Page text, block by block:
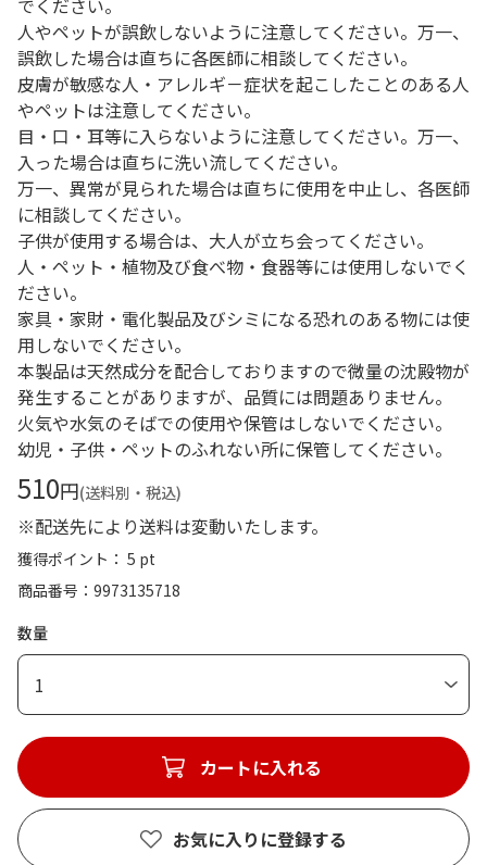
でください。
人やペットが誤飲しないように注意してください。万一、
誤飲した場合は直ちに各医師に相談してください。
皮膚が敏感な人・アレルギ－症状を起こしたことのある人
やペットは注意してください。
目・口・耳等に入らないように注意してください。万一、
入った場合は直ちに洗い流してください。
万一、異常が見られた場合は直ちに使用を中止し、各医師
に相談してください。
子供が使用する場合は、大人が立ち会ってください。
人・ペット・植物及び食べ物・食器等には使用しないでく
ださい。
家具・家財・電化製品及びシミになる恐れのある物には使
用しないでください。
本製品は天然成分を配合しておりますので微量の沈殿物が
発生することがありますが、品質には問題ありません。
火気や水気のそばでの使用や保管はしないでください。
幼児・子供・ペットのふれない所に保管してください。
510円(送料別・税込)
※配送先により送料は変動いたします。
獲得ポイント： 5 pt
商品番号
9973135718
数量
1
カートに入れる
お気に入りに登録する